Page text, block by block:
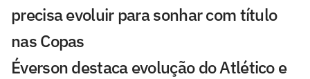
precisa evoluir para sonhar com título
nas Copas
Éverson destaca evolução do Atlético e